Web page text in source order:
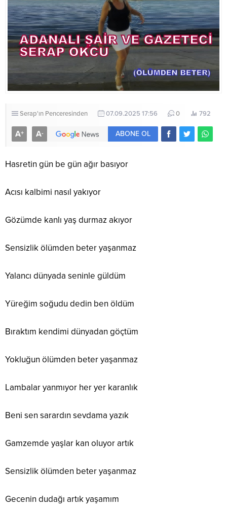
Serap'ın Penceresinden 07.09.2025 17:56 0 792
A+ A- ABONE OL
Hasretin gün be gün ağır basıyor
Acısı kalbimi nasıl yakıyor
Gözümde kanlı yaş durmaz akıyor
Sensizlik ölümden beter yaşanmaz
Yalancı dünyada seninle güldüm
Yüreğim soğudu dedin ben öldüm
Bıraktım kendimi dünyadan göçtüm
Yokluğun ölümden beter yaşanmaz
Lambalar yanmıyor her yer karanlık
Beni sen sarardın sevdama yazık
Gamzemde yaşlar kan oluyor artık
Sensizlik ölümden beter yaşanmaz
Gecenin dudağı artık yaşamım